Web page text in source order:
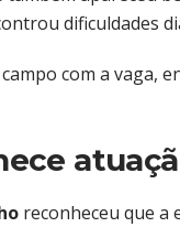
dificuldades
com a vaga,
reconheceu que